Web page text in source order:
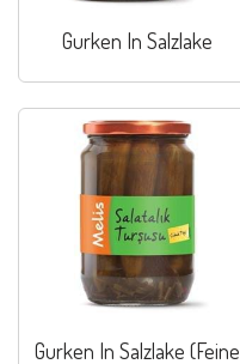
Gurken In Salzlake
Gurken In Salzlake (Feine